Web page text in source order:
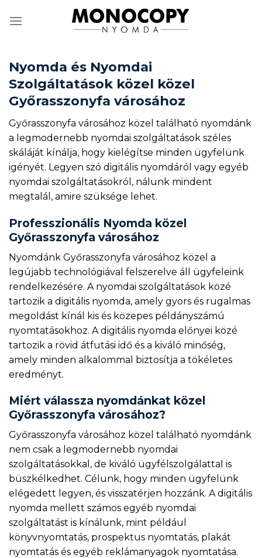
Nyomda és Nyomdai
Szolgáltatások közel közel
Győrasszonyfa városához
Győrasszonyfa városához közel található nyomdánk
a legmodernebb nyomdai szolgáltatások széles
skáláját kínálja, hogy kielégítse minden ügyfelünk
igényét. Legyen szó digitális nyomdáról vagy egyéb
nyomdai szolgáltatásokról, nálunk mindent
megtalál, amire szüksége lehet.
Professzionális Nyomda közel
Győrasszonyfa városához
Nyomdánk Győrasszonyfa városához közel a
legújabb technológiával felszerelve áll ügyfeleink
rendelkezésére. A nyomdai szolgáltatások közé
tartozik a digitális nyomda, amely gyors és rugalmas
megoldást kínál kis és közepes példányszámú
nyomtatásokhoz. A digitális nyomda előnyei közé
tartozik a rövid átfutási idő és a kiváló minőség,
amely minden alkalommal biztosítja a tökéletes
eredményt.
Miért válassza nyomdánkat közel
Győrasszonyfa városához?
Győrasszonyfa városához közel található nyomdánk
nem csak a legmodernebb nyomdai
szolgáltatásokkal, de kiváló ügyfélszolgálattal is
büszkélkedhet. Célunk, hogy minden ügyfelünk
elégedett legyen, és visszatérjen hozzánk. A digitális
nyomda mellett számos egyéb nyomdai
szolgáltatást is kínálunk, mint például
könyvnyomtatás, prospektus nyomtatás, plakát
nyomtatás és egyéb reklámanyagok nyomtatása.